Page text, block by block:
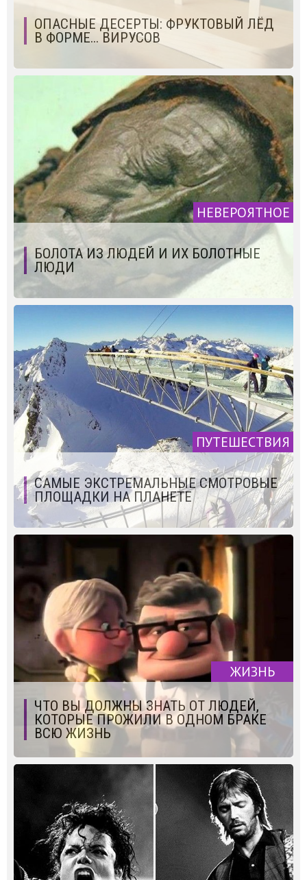
ОПАСНЫЕ ДЕСЕРТЫ: ФРУКТОВЫЙ ЛЁД
В ФОРМЕ... ВИРУСОВ
НЕВЕРОЯТНОЕ
БОЛОТА ИЗ ЛЮДЕЙ И ИХ БОЛОТНЫЕ
ЛЮДИ
ПУТЕШЕСТВИЯ
САМЫЕ ЭКСТРЕМАЛЬНЫЕ СМОТРОВЫЕ
ПЛОЩАДКИ НА ПЛАНЕТЕ
ЖИЗНЬ
ЧТО ВЫ ДОЛЖНЫ ЗНАТЬ ОТ ЛЮДЕЙ,
КОТОРЫЕ ПРОЖИЛИ В ОДНОМ БРАКЕ
ВСЮ ЖИЗНЬ